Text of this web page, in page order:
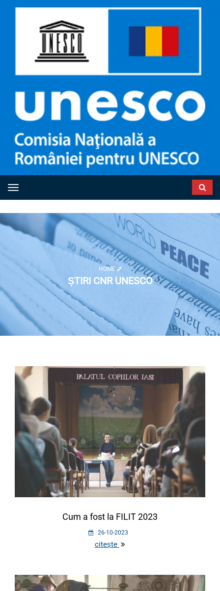
Toggle navigation
HOME
ȘTIRI CNR UNESCO
Listă activități
Cum a fost la FILIT 2023
26-10-2023
citește